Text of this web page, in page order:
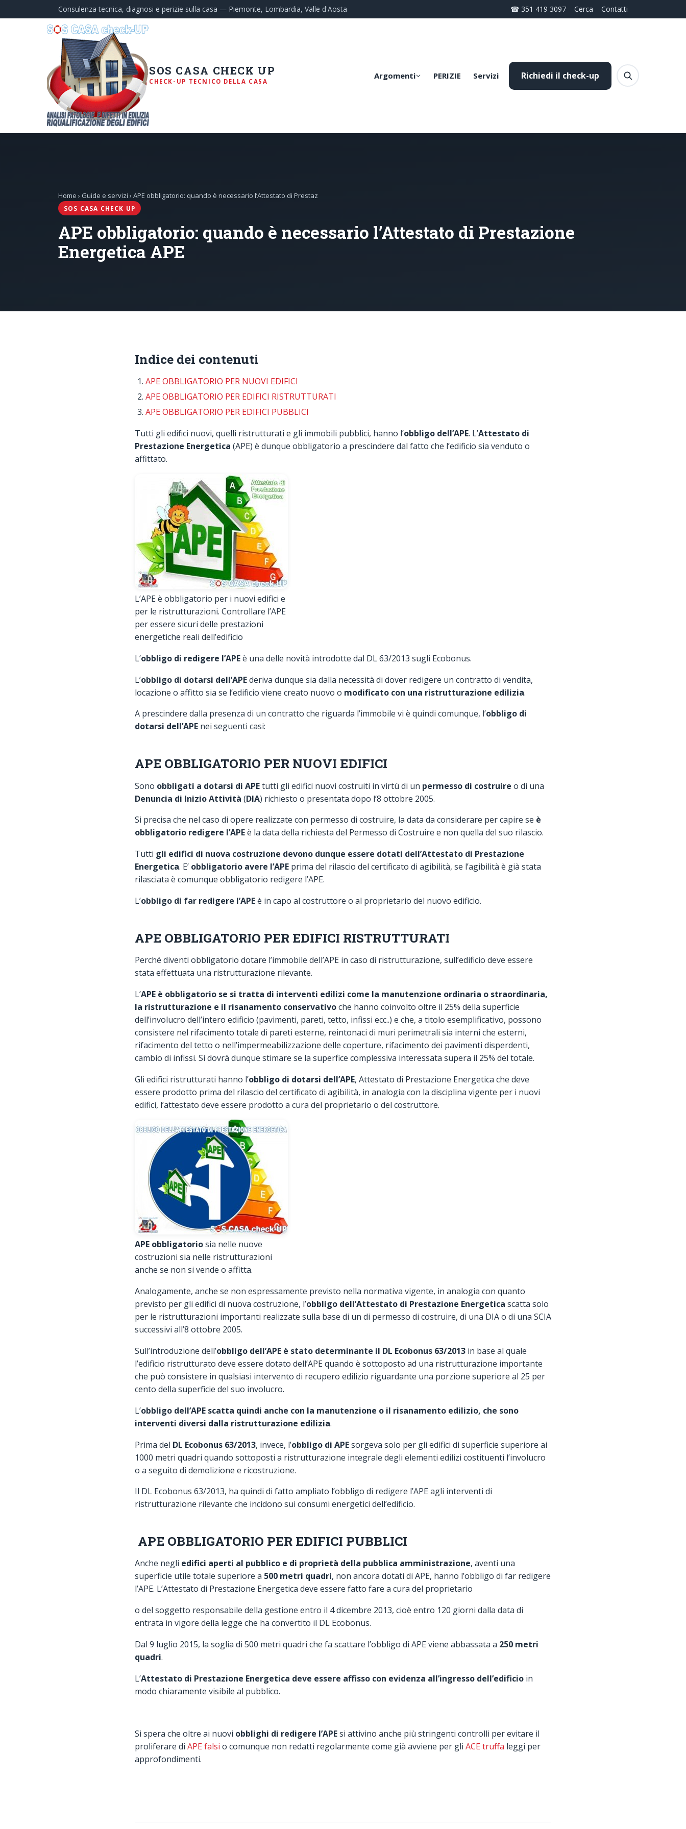
Consulenza tecnica, diagnosi e perizie sulla casa — Piemonte, Lombardia, Valle d'Aosta ☎ 351 419 3097 Cerca Contatti
SOS CASA CHECK UP
CHECK-UP TECNICO DELLA CASA
Argomenti PERIZIE Servizi Richiedi il check-up
Home › Guide e servizi › APE obbligatorio: quando è necessario l’Attestato di Prestaz
SOS CASA CHECK UP
APE obbligatorio: quando è necessario l’Attestato di Prestazione
Energetica APE
Indice dei contenuti
APE OBBLIGATORIO PER NUOVI EDIFICI
APE OBBLIGATORIO PER EDIFICI RISTRUTTURATI
APE OBBLIGATORIO PER EDIFICI PUBBLICI
Tutti gli edifici nuovi, quelli ristrutturati e gli immobili pubblici, hanno l’obbligo dell’APE. L’Attestato di
Prestazione Energetica (APE) è dunque obbligatorio a prescindere dal fatto che l’edificio sia venduto o
affittato.
L’APE è obbligatorio per i nuovi edifici e
per le ristrutturazioni. Controllare l’APE
per essere sicuri delle prestazioni
energetiche reali dell’edificio
L’obbligo di redigere l’APEè una delle novità introdotte dal DL 63/2013 sugli Ecobonus.
L’obbligo di dotarsi dell’APEderiva dunque sia dalla necessità di dover redigere un contratto di vendita,
locazione o affitto sia se l’edificio viene creato nuovo o modificato con una ristrutturazione edilizia.
A prescindere dalla presenza di un contratto che riguarda l’immobile vi è quindi comunque, l’obbligo di
dotarsi dell’APE nei seguenti casi:
APE OBBLIGATORIO PER NUOVI EDIFICI
Sono obbligati a dotarsi di APEtutti gli edifici nuovi costruiti in virtù di un permesso di costruire o di una
Denuncia di Inizio Attività (DIA) richiesto o presentata dopo l’8 ottobre 2005.
Si precisa che nel caso di opere realizzate con permesso di costruire, la data da considerare per capire se è
obbligatorio redigere l’APEè la data della richiesta del Permesso di Costruire e non quella del suo rilascio.
Tutti gli edifici di nuova costruzione devono dunque essere dotati dell’Attestato di Prestazione
Energetica. E’ obbligatorio avere l’APE prima del rilascio del certificato di agibilità, se l’agibilità è già stata
rilasciata è comunque obbligatorio redigere l’APE.
L’obbligo di far redigere l’APEè in capo al costruttore o al proprietario del nuovo edificio.
APE OBBLIGATORIO PER EDIFICI RISTRUTTURATI
Perché diventi obbligatorio dotare l’immobile dell’APE in caso di ristrutturazione, sull’edificio deve essere
stata effettuata una ristrutturazione rilevante.
L’APE è obbligatorio se si tratta di interventi edilizi come la manutenzione ordinaria o straordinaria,
la ristrutturazione e il risanamento conservativoche hanno coinvolto oltre il 25% della superficie
dell’involucro dell’intero edificio (pavimenti, pareti, tetto, infissi ecc..) e che, a titolo esemplificativo, possono
consistere nel rifacimento totale di pareti esterne, reintonaci di muri perimetrali sia interni che esterni,
rifacimento del tetto o nell’impermeabilizzazione delle coperture, rifacimento dei pavimenti disperdenti,
cambio di infissi. Si dovrà dunque stimare se la superfice complessiva interessata supera il 25% del totale.
Gli edifici ristrutturati hanno l’obbligo di dotarsi dell’APE, Attestato di Prestazione Energetica che deve
essere prodotto prima del rilascio del certificato di agibilità, in analogia con la disciplina vigente per i nuovi
edifici, l’attestato deve essere prodotto a cura del proprietario o del costruttore.
APE obbligatoriosia nelle nuove
costruzioni sia nelle ristrutturazioni
anche se non si vende o affitta.
Analogamente, anche se non espressamente previsto nella normativa vigente, in analogia con quanto
previsto per gli edifici di nuova costruzione, l’obbligo dell’Attestato di Prestazione Energetica scatta solo
per le ristrutturazioni importanti realizzate sulla base di un di permesso di costruire, di una DIA o di una SCIA
successivi all’8 ottobre 2005.
Sull’introduzione dell’obbligo dell’APE è stato determinante il DL Ecobonus 63/2013 in base al quale
l’edificio ristrutturato deve essere dotato dell’APE quando è sottoposto ad una ristrutturazione importante
che può consistere in qualsiasi intervento di recupero edilizio riguardante una porzione superiore al 25 per
cento della superficie del suo involucro.
L’obbligo dell’APE scatta quindi anche con la manutenzione o il risanamento edilizio, che sono
interventi diversi dalla ristrutturazione edilizia.
Prima del DL Ecobonus 63/2013, invece, l’obbligo di APEsorgeva solo per gli edifici di superficie superiore ai
1000 metri quadri quando sottoposti a ristrutturazione integrale degli elementi edilizi costituenti l’involucro
o a seguito di demolizione e ricostruzione.
Il DL Ecobonus 63/2013, ha quindi di fatto ampliato l’obbligo di redigere l’APE agli interventi di
ristrutturazione rilevante che incidono sui consumi energetici dell’edificio.
APE OBBLIGATORIO PER EDIFICI PUBBLICI
Anche negli edifici aperti al pubblico e di proprietà della pubblica amministrazione, aventi una
superficie utile totale superiore a 500 metri quadri, non ancora dotati di APE, hanno l’obbligo di far redigere
l’APE. L’Attestato di Prestazione Energetica deve essere fatto fare a cura del proprietario
o del soggetto responsabile della gestione entro il 4 dicembre 2013, cioè entro 120 giorni dalla data di
entrata in vigore della legge che ha convertito il DL Ecobonus.
Dal 9 luglio 2015, la soglia di 500 metri quadri che fa scattare l’obbligo di APE viene abbassata a 250 metri
quadri.
L’Attestato di Prestazione Energetica deve essere affisso con evidenza all’ingresso dell’edificio in
modo chiaramente visibile al pubblico.
Si spera che oltre ai nuovi obblighi di redigere l’APEsi attivino anche più stringenti controlli per evitare il
proliferare di APE falsi o comunque non redatti regolarmente come già avviene per gli ACE truffa leggi per
approfondimenti.